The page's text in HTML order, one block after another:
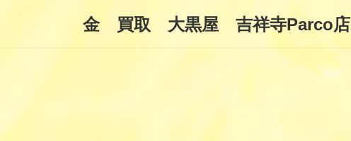
金 買取 大黒屋 吉祥寺Parco店